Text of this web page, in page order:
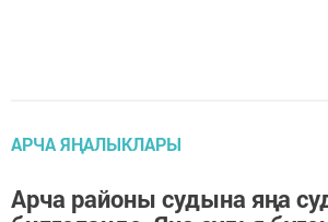
АРЧА ЯҢАЛЫКЛАРЫ
Арча районы судына яңа